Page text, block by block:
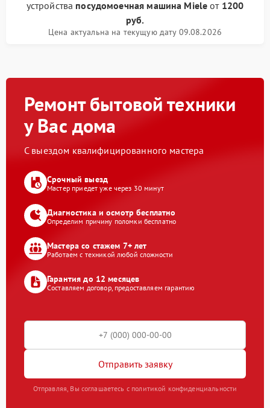
устройства посудомоечная машина Miele от 1200
руб.
Цена актуальна на текущую дату 09.08.2026
Ремонт бытовой техники
у Вас дома
С выездом квалифицированного мастера
Срочный выезд
Мастер приедет уже через 30 минут
Диагностика и осмотр бесплатно
Определим причину поломки бесплатно
Мастера со стажем 7+ лет
Работаем с техникой любой сложности
Гарантия до 12 месяцев
Составляем договор, предоставляем гарантию
Отправить заявку
Отправляя, Вы соглашаетесь с политикой конфиденциальности